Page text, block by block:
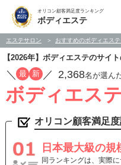
オリコン顧客満足度ランキング
ボディエステ
エステサロン おすすめのボディエス
【2026年】ボディエステのサイ
／ 最 新 ／ 2,368名が選ん
ボディエス
オリコン顧客満足
日本最大級の
同ランキングは、実際